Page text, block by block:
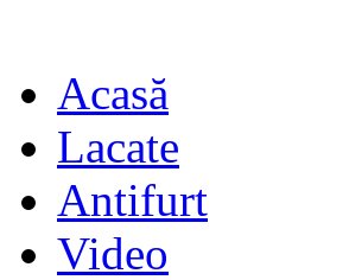
Acasă
Lacate
Antifurt
Video